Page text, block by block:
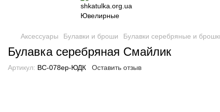
Аксессуары Булавки и броши Булавки серебряные и
Булавка серебряная Смайлик
Артикул: ВС-078ер-ЮДК Оставить отзыв